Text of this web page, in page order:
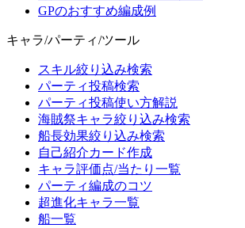
GPのおすすめ編成例
キャラ/パーティ/ツール
スキル絞り込み検索
パーティ投稿検索
パーティ投稿使い方解説
海賊祭キャラ絞り込み検索
船長効果絞り込み検索
自己紹介カード作成
キャラ評価点/当たり一覧
パーティ編成のコツ
超進化キャラ一覧
船一覧